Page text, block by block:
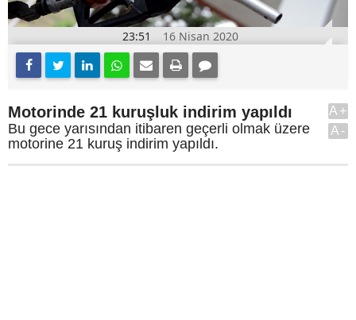
23:51 16 Nisan 2020
Motorinde 21 kuruşluk indirim yapıldı
Bu gece yarısından itibaren geçerli olmak üzere
motorine 21 kuruş indirim yapıldı.
A+
A-